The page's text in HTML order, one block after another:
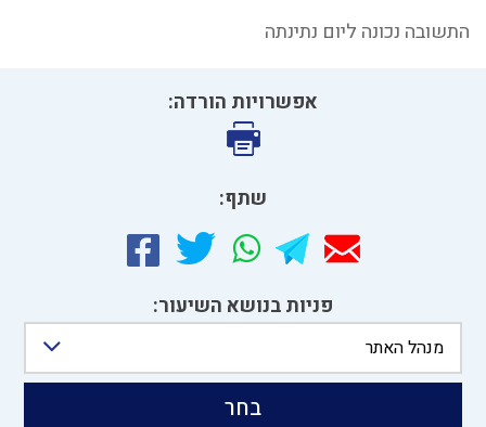
התשובה נכונה ליום נתינתה
אפשרויות הורדה:
שתף:
פניות בנושא השיעור:
מנהל האתר
בחר